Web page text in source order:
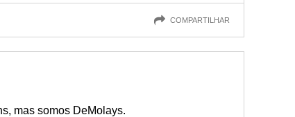
COMPARTILHAR
mas somos DeMolays.